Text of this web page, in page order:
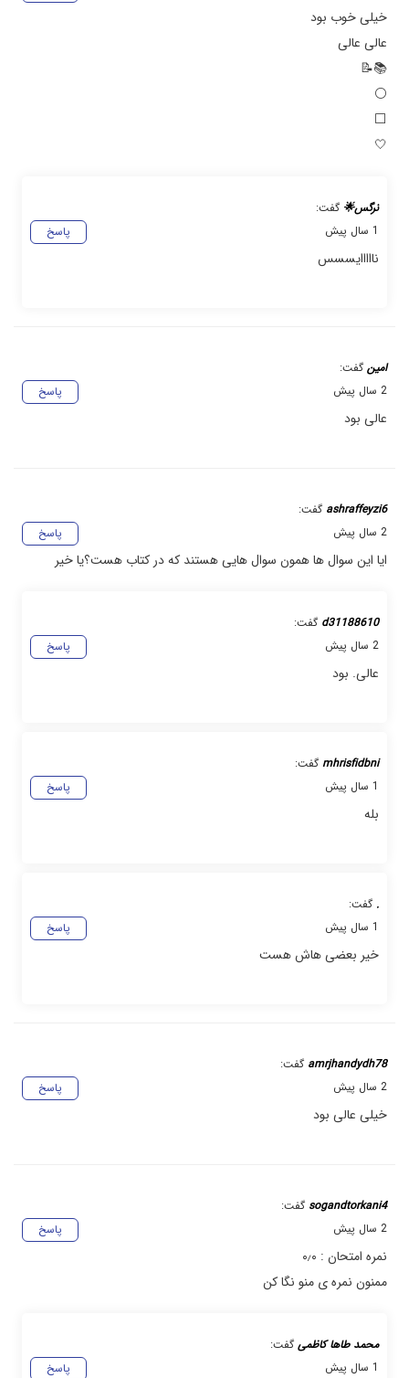
خیلی خوب بود
عالی عالی
📚📝
⚪
⬜
🤍
نرگس🌟 گفت:
پاسخ
1 سال پیش
نااااایسسس
امین گفت:
پاسخ
2 سال پیش
عالی بود
ashraffeyzi6 گفت:
پاسخ
2 سال پیش
ایا این سوال ها همون سوال هایی هستند که در کتاب هست؟یا خیر
d31188610 گفت:
پاسخ
2 سال پیش
عالی. بود
mhrisfidbni گفت:
پاسخ
1 سال پیش
بله
. گفت:
پاسخ
1 سال پیش
خیر بعضی هاش هست
amrjhandydh78 گفت:
پاسخ
2 سال پیش
خیلی عالی بود
sogandtorkani4 گفت:
پاسخ
2 سال پیش
نمره امتحان : ۰٫۰
ممنون نمره ی منو نگا کن
محمد طاها کاظمی گفت:
پاسخ
1 سال پیش